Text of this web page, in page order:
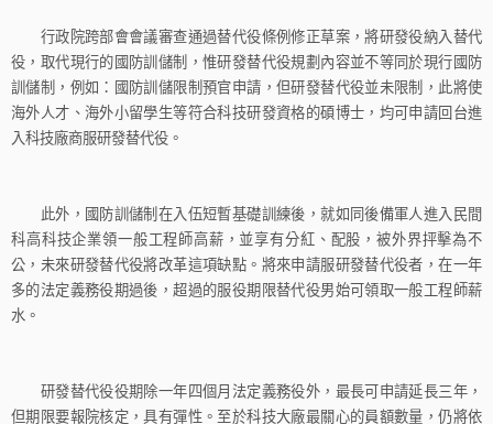
行政院跨部會會議審查通過替代役條例修正草案，將研發役納入替代
役，取代現行的國防訓儲制，惟研發替代役規劃內容並不等同於現行國防
訓儲制，例如：國防訓儲限制預官申請，但研發替代役並未限制，此將使
海外人才、海外小留學生等符合科技研發資格的碩博士，均可申請回台進
入科技廠商服研發替代役。
此外，國防訓儲制在入伍短暫基礎訓練後，就如同後備軍人進入民間
科高科技企業領一般工程師高薪，並享有分紅、配股，被外界抨擊為不
公，未來研發替代役將改革這項缺點。將來申請服研發替代役者，在一年
多的法定義務役期過後，超過的服役期限替代役男始可領取一般工程師薪
水。
研發替代役役期除一年四個月法定義務役外，最長可申請延長三年，
但期限要報院核定，具有彈性。至於科技大廠最關心的員額數量，仍將依